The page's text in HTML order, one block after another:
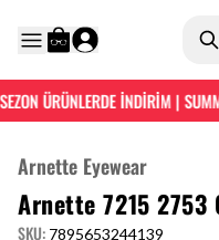
ÜRÜNLERDE İNDİRİM |
Arnette Eyewear
Arnette 7215 2753
SKU: 7895653244139